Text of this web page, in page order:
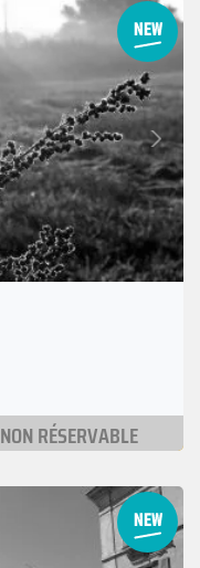
Suivant
NON RÉSERVABLE